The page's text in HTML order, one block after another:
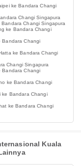
ke Bandara Changi
Changi Singapura
Changi Singapura
ke Bandara Changi
Bandara Changi
ke Bandara Changi
Changi Singapura
Bandara Changi
ke Bandara Changi
ke Bandara Changi
ke Bandara Changi
Kuala